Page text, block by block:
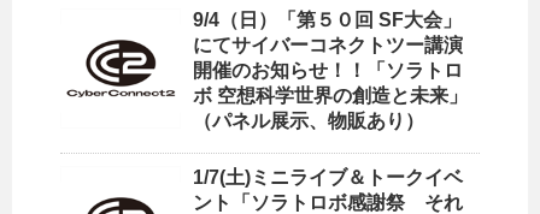
9/4（日）「第５０回 SF大会」
にてサイバーコネクトツー講演
開催のお知らせ！！「ソラトロ
ボ 空想科学世界の創造と未来」
（パネル展示、物販あり）
1/7(土)ミニライブ＆トークイベ
ント「ソラトロボ感謝祭 それ